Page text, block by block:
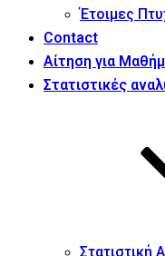
Έτοιμες
Contact
Αίτηση για
Στατιστικές
Στατιστική